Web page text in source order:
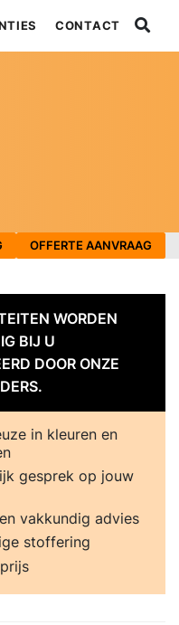
CONTACT
OFFERTE AANVRAAG
WORDEN
BIJ U
DOOR ONZE
in kleuren en
gesprek op jouw
vakkundig advies
stoffering